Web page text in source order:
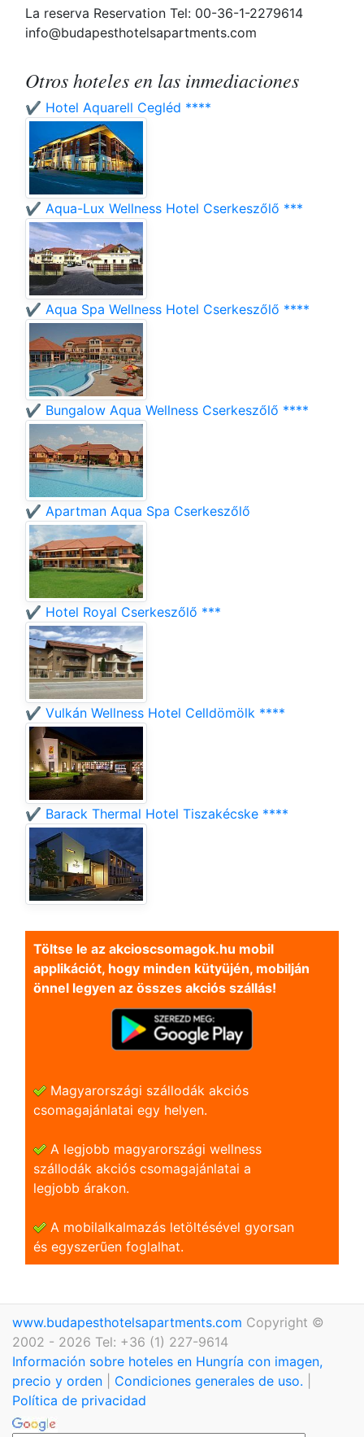
La reserva Reservation Tel: 00-36-1-2279614
info@budapesthotelsapartments.com
Otros hoteles en las inmediaciones
✔️ Hotel Aquarell Cegléd ****
✔️ Aqua-Lux Wellness Hotel Cserkeszőlő ***
✔️ Aqua Spa Wellness Hotel Cserkeszőlő ****
✔️ Bungalow Aqua Wellness Cserkeszőlő ****
✔️ Apartman Aqua Spa Cserkeszőlő
✔️ Hotel Royal Cserkeszőlő ***
✔️ Vulkán Wellness Hotel Celldömölk ****
✔️ Barack Thermal Hotel Tiszakécske ****
Töltse le az akcioscsomagok.hu mobil
applikációt, hogy minden kütyüjén, mobilján
önnel legyen az összes akciós szállás!
Magyarországi szállodák akciós
csomagajánlatai egy helyen.
A legjobb magyarországi wellness
szállodák akciós csomagajánlatai a
legjobb árakon.
A mobilalkalmazás letöltésével gyorsan
és egyszerũen foglalhat.
www.budapesthotelsapartments.com Copyright ©
2002 - 2026 Tel: +36 (1) 227-9614
Información sobre hoteles en Hungría con imagen,
precio y orden
Condiciones generales de uso.
Política de privacidad